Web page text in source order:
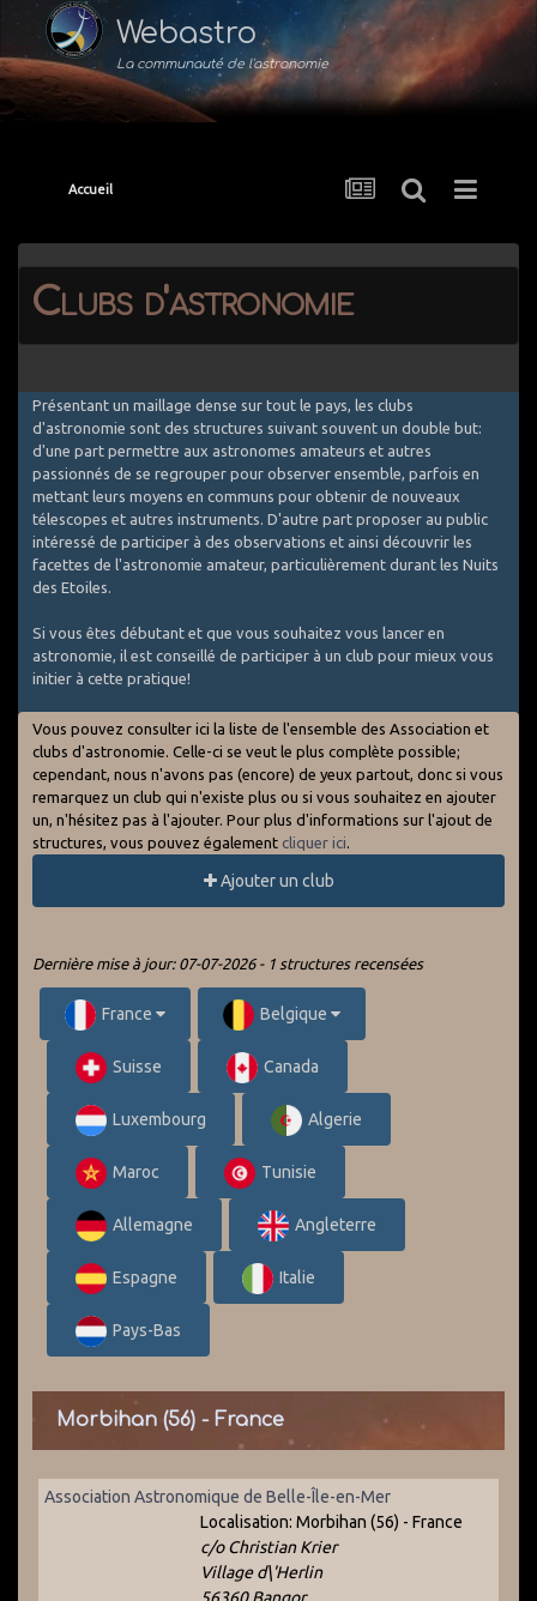
Webastro
La communauté de l'astronomie
Accueil
Clubs d'astronomie
Présentant un maillage dense sur tout le pays, les clubs
d'astronomie sont des structures suivant souvent un double but:
d'une part permettre aux astronomes amateurs et autres
passionnés de se regrouper pour observer ensemble, parfois en
mettant leurs moyens en communs pour obtenir de nouveaux
télescopes et autres instruments. D'autre part proposer au public
intéressé de participer à des observations et ainsi découvrir les
facettes de l'astronomie amateur, particulièrement durant les Nuits
des Etoiles.
Si vous êtes débutant et que vous souhaitez vous lancer en
astronomie, il est conseillé de participer à un club pour mieux vous
initier à cette pratique!
Vous pouvez consulter ici la liste de l'ensemble des Association et
clubs d'astronomie. Celle-ci se veut le plus complète possible;
cependant, nous n'avons pas (encore) de yeux partout, donc si vous
remarquez un club qui n'existe plus ou si vous souhaitez en ajouter
un, n'hésitez pas à l'ajouter. Pour plus d'informations sur l'ajout de
structures, vous pouvez également cliquer ici.
Ajouter un club
Dernière mise à jour: 07-07-2026 - 1 structures recensées
France Belgique
Suisse Canada
Luxembourg Algerie
Maroc Tunisie
Allemagne Angleterre
Espagne Italie
Pays-Bas
Morbihan (56) - France
Association Astronomique de Belle-Île-en-Mer
Localisation: Morbihan (56) - France
c/o Christian Krier
Village d\'Herlin